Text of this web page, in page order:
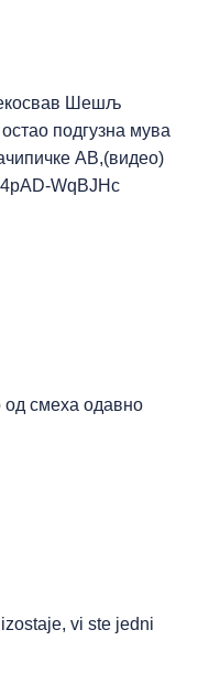
Шешљ
подгузна мува
АВ,(видео)
WqBJHc
од смеха одавно
vi ste jedni